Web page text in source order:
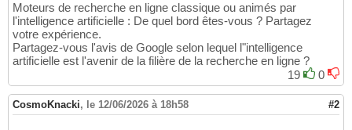
Moteurs de recherche en ligne classique ou animés par
l'intelligence artificielle : De quel bord êtes-vous ? Partagez
votre expérience.
Partagez-vous l'avis de Google selon lequel l"intelligence
artificielle est l'avenir de la filière de la recherche en ligne ?
19
0
CosmoKnacki, le 12/06/2026 à 18h58 #2